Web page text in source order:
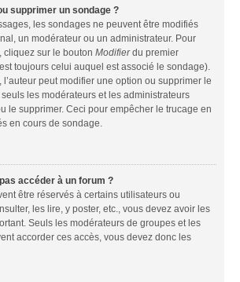
supprimer un sondage ?
les sondages ne peuvent être modifiés
un modérateur ou un administrateur. Pour
cliquez sur le bouton Modifierdu premier
toujours celui auquel est associé le sondage).
l’auteur peut modifier une option ou supprimer le
les modérateurs et les administrateurs
le supprimer. Ceci pour empêcher le trucage en
en cours de sondage.
accéder à un forum ?
être réservés à certains utilisateurs ou
les lire, y poster, etc., vous devez avoir les
Seuls les modérateurs de groupes et les
accorder ces accès, vous devez donc les